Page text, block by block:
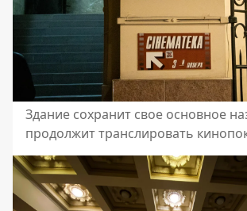
Здание сохранит свое основное
продолжит транслировать